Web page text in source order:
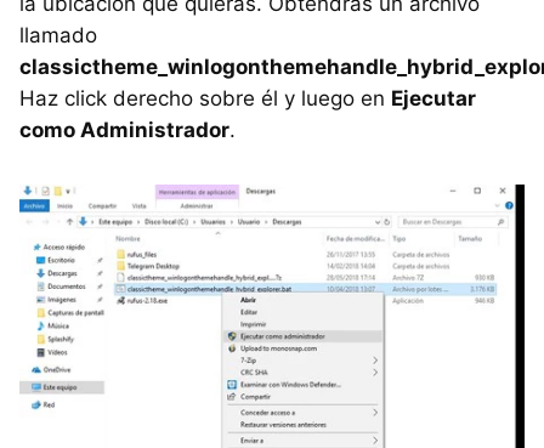
llamado
Haz click derecho sobre él y luego en Ejecutar
como Administrador.